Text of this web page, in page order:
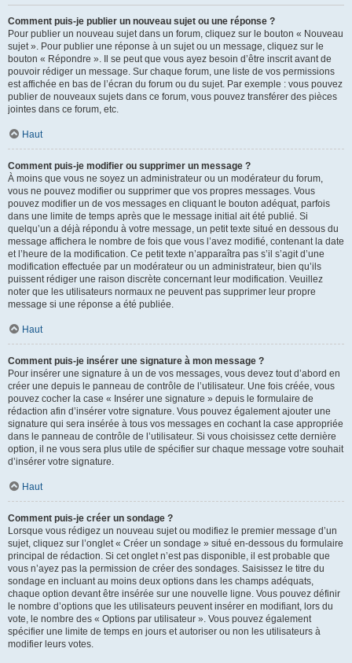
Comment puis-je publier un nouveau sujet ou une réponse ?
Pour publier un nouveau sujet dans un forum, cliquez sur le bouton « Nouveau
sujet ». Pour publier une réponse à un sujet ou un message, cliquez sur le
bouton « Répondre ». Il se peut que vous ayez besoin d’être inscrit avant de
pouvoir rédiger un message. Sur chaque forum, une liste de vos permissions
est affichée en bas de l’écran du forum ou du sujet. Par exemple : vous pouvez
publier de nouveaux sujets dans ce forum, vous pouvez transférer des pièces
jointes dans ce forum, etc.
Haut
Comment puis-je modifier ou supprimer un message ?
À moins que vous ne soyez un administrateur ou un modérateur du forum,
vous ne pouvez modifier ou supprimer que vos propres messages. Vous
pouvez modifier un de vos messages en cliquant le bouton adéquat, parfois
dans une limite de temps après que le message initial ait été publié. Si
quelqu’un a déjà répondu à votre message, un petit texte situé en dessous du
message affichera le nombre de fois que vous l’avez modifié, contenant la date
et l’heure de la modification. Ce petit texte n’apparaîtra pas s’il s’agit d’une
modification effectuée par un modérateur ou un administrateur, bien qu’ils
puissent rédiger une raison discrète concernant leur modification. Veuillez
noter que les utilisateurs normaux ne peuvent pas supprimer leur propre
message si une réponse a été publiée.
Haut
Comment puis-je insérer une signature à mon message ?
Pour insérer une signature à un de vos messages, vous devez tout d’abord en
créer une depuis le panneau de contrôle de l’utilisateur. Une fois créée, vous
pouvez cocher la case « Insérer une signature » depuis le formulaire de
rédaction afin d’insérer votre signature. Vous pouvez également ajouter une
signature qui sera insérée à tous vos messages en cochant la case appropriée
dans le panneau de contrôle de l’utilisateur. Si vous choisissez cette dernière
option, il ne vous sera plus utile de spécifier sur chaque message votre souhait
d’insérer votre signature.
Haut
Comment puis-je créer un sondage ?
Lorsque vous rédigez un nouveau sujet ou modifiez le premier message d’un
sujet, cliquez sur l’onglet « Créer un sondage » situé en-dessous du formulaire
principal de rédaction. Si cet onglet n’est pas disponible, il est probable que
vous n’ayez pas la permission de créer des sondages. Saisissez le titre du
sondage en incluant au moins deux options dans les champs adéquats,
chaque option devant être insérée sur une nouvelle ligne. Vous pouvez définir
le nombre d’options que les utilisateurs peuvent insérer en modifiant, lors du
vote, le nombre des « Options par utilisateur ». Vous pouvez également
spécifier une limite de temps en jours et autoriser ou non les utilisateurs à
modifier leurs votes.